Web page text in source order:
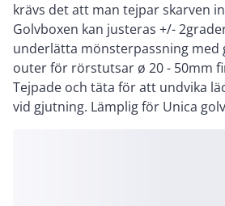
krävs det att man tejpar skarven
Golvboxen kan justeras +/-
underlätta mönsterpassning med
outer för rörstutsar ø 20 - 50mm
Tejpade och täta för att undvika
vid gjutning. Lämplig för Unica